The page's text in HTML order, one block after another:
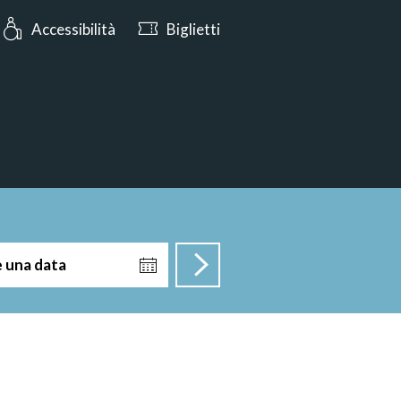
Oggi aperto dalle 10:00
Accessibilità Biglietti
una data